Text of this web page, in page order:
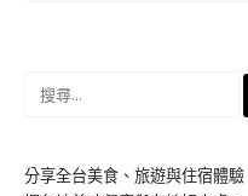
字:
分享全台美食、旅遊與住宿體